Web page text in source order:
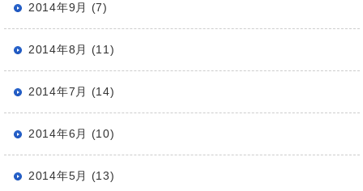
2014年9月 (7)
2014年8月 (11)
2014年7月 (14)
2014年6月 (10)
2014年5月 (13)